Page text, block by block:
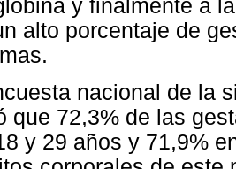
y finalmente a
alto porcentaje de
nacional de la
que 72,3% de las
y 29 años y 71,9%